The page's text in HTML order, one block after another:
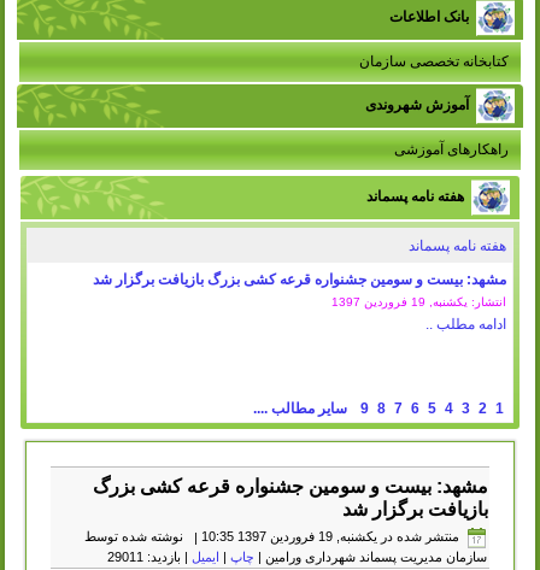
بانک اطلاعات
کتابخانه تخصصی سازمان
آموزش شهروندی
راهکارهای آموزشی
هفته نامه پسماند
هفته نامه پسماند
مشهد: بیست و سومین جشنواره قرعه کشی بزرگ بازیافت برگزار شد
انتشار: یکشنبه, 19 فروردين 1397
ادامه مطلب ..
1
2
3
4
5
6
7
8
9 سایر مطالب ....
مشهد: بیست و سومین جشنواره قرعه کشی بزرگ
بازیافت برگزار شد
منتشر شده در یکشنبه, 19 فروردين 1397 10:35 |
نوشته شده توسط
سازمان مدیریت پسماند شهرداری ورامین | چاپ | ایمیل | بازدید: 29011